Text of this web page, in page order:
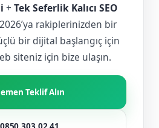
+ Tek Seferlik Kalıcı SEO
rakiplerinizden bir
bir dijital başlangıç için
siteniz için bize ulaşın.
Teklif Alın